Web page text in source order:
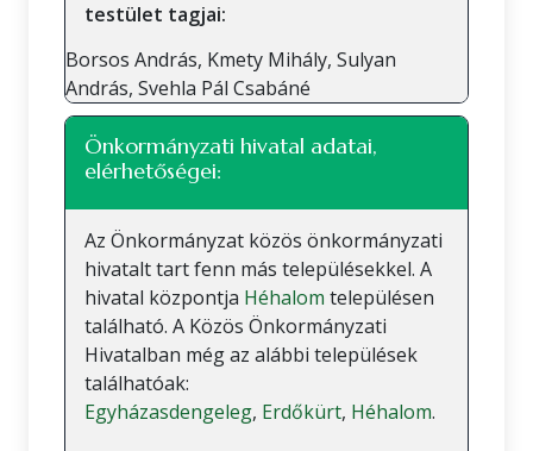
testület tagjai:
Borsos András, Kmety Mihály, Sulyan
András, Svehla Pál Csabáné
Önkormányzati hivatal adatai,
elérhetőségei:
Az Önkormányzat közös önkormányzati
hivatalt tart fenn más településekkel. A
hivatal központja Héhalom településen
található. A Közös Önkormányzati
Hivatalban még az alábbi települések
találhatóak:
Egyházasdengeleg, Erdőkürt, Héhalom.